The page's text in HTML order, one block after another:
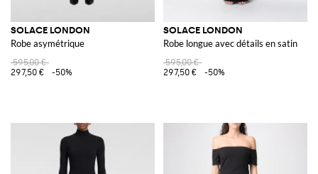
SOLACE LONDON
Robe asymétrique
595,00 €
297,50 €
-50%
SOLACE LONDON
Robe longue avec détails en satin
595,00 €
297,50 €
-50%